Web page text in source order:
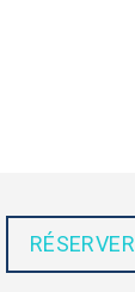
RÉSERVER